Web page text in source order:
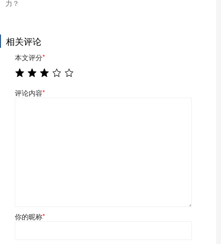
力？
相关评论
本文评分*
评论内容*
你的昵称*